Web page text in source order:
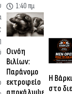
1:40 πμ
Οινόη
Βιλίων:
Παράνομο
εκτροφείο
Η
στο